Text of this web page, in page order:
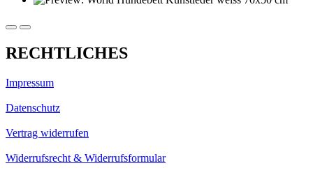
RECHTLICHES
Impressum
Datenschutz
Vertrag widerrufen
Widerrufsrecht & Widerrufsformular